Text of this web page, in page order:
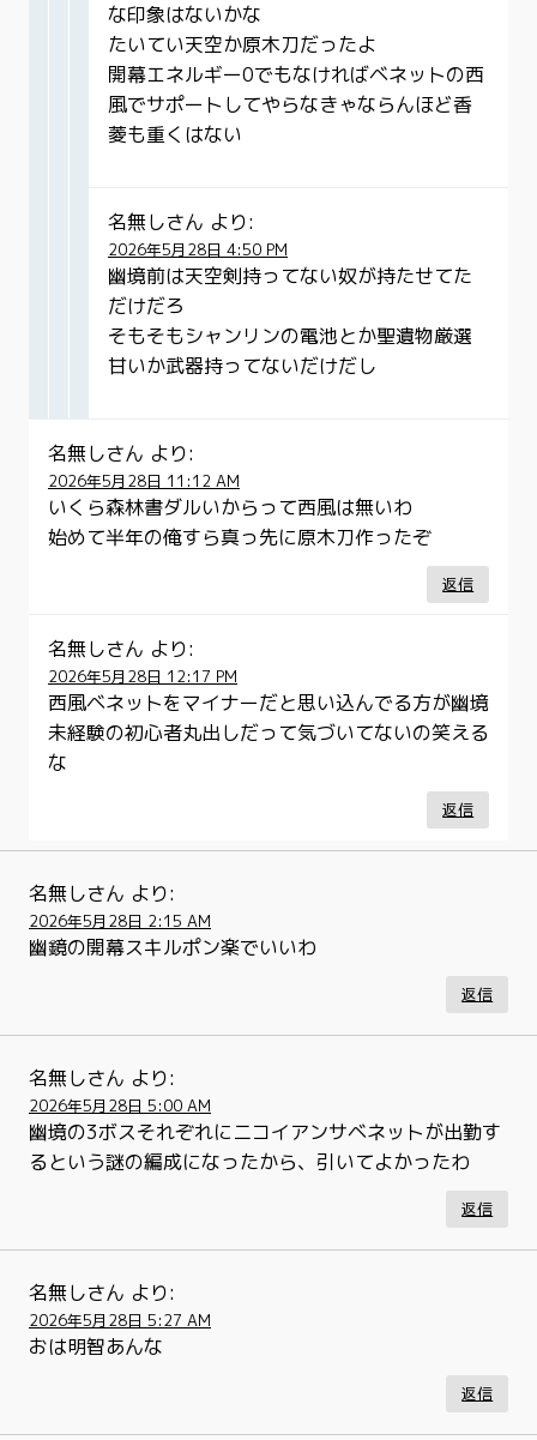
な印象はないかな
たいてい天空か原木刀だったよ
開幕エネルギー0でもなければベネットの西
風でサポートしてやらなきゃならんほど香
菱も重くはない
名無しさん より:
2026年5月28日 4:50 PM
幽境前は天空剣持ってない奴が持たせてた
だけだろ
そもそもシャンリンの電池とか聖遺物厳選
甘いか武器持ってないだけだし
名無しさん より:
2026年5月28日 11:12 AM
いくら森林書ダルいからって西風は無いわ
始めて半年の俺すら真っ先に原木刀作ったぞ
返信
名無しさん より:
2026年5月28日 12:17 PM
西風ベネットをマイナーだと思い込んでる方が幽境
未経験の初心者丸出しだって気づいてないの笑える
な
返信
名無しさん より:
2026年5月28日 2:15 AM
幽鏡の開幕スキルポン楽でいいわ
返信
名無しさん より:
2026年5月28日 5:00 AM
幽境の3ボスそれぞれにニコイアンサベネットが出勤す
るという謎の編成になったから、引いてよかったわ
返信
名無しさん より:
2026年5月28日 5:27 AM
おは明智あんな
返信